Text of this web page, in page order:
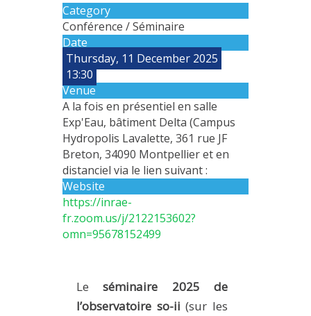
COMPLETED PROJECTS
UMR NETWORKS
REGULAR SEMINARS
TRAINING COURSES
MASTER
ENGINEERING
EDUCATION AND TRAINING
DOCTORAL TRAINING
THESES IN PROGRESS
PRODUCTION
PUBLICATIONS SUR HAL
Category
Conférence / Séminaire
Date
Thursday, 11 December 2025
13:30
Venue
A la fois en présentiel en salle
Exp'Eau, bâtiment Delta (Campus
Hydropolis Lavalette, 361 rue JF
Breton, 34090 Montpellier et en
distanciel via le lien suivant :
Website
https://inrae-
fr.zoom.us/j/2122153602?
omn=95678152499
Le séminaire 2025 de
l’observatoire so-ii (sur les